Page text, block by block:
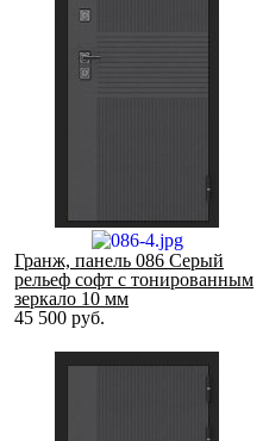
Гранж, панель 086 Серый
рельеф софт с тонированным
зеркало 10 мм
45 500 руб.